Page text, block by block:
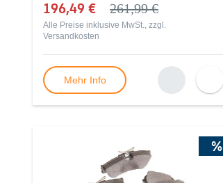
196,49 € 261,99 €
Alle Preise inklusive MwSt., zzgl.
Versandkosten
Mehr Info
%